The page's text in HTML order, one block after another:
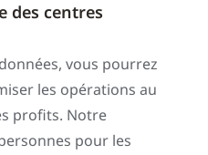
des centres
vous pourrez
les opérations au
profits. Notre
pour les